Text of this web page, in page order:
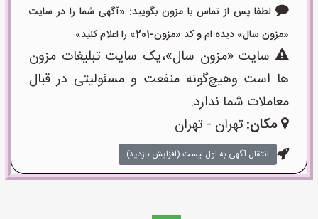
لطفا پس از تماس با مزون بگویید: «آگهی شما را در سایت
«مزون سال» دیده ام و کد «مزون-201» را اعلام کنید»
سایت «مزون سال»،یک سایت تبلیغات مزون
ها است وهیچ‌گونه منفعت و مسئولیتی در قبال
معاملات شما ندارد.
مکان:تهران - تهران
انتقال آگهی به اول لیست (افزایش بازدید)